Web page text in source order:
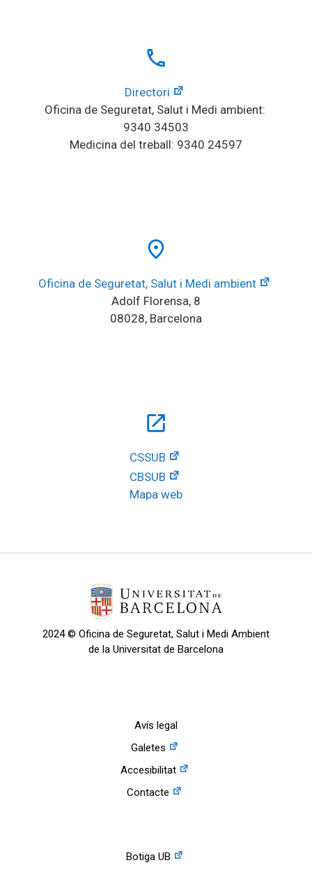
local_phone
Directori
Oficina de Seguretat, Salut i Medi ambient:
9340 34503
Medicina del treball: 9340 24597
place
Oficina de Seguretat, Salut i Medi ambient
Adolf Florensa, 8
08028, Barcelona
open_in_new
CSSUB
CBSUB
Mapa web
2024 © Oficina de Seguretat, Salut i Medi Ambient
de la Universitat de Barcelona
Avís legal
Galetes
Accesibilitat
Contacte
Botiga UB